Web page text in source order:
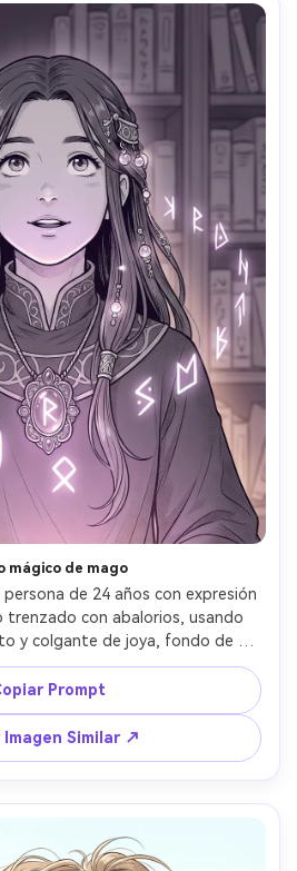
mágico de mago
de 24 años con expresión
trenzado con abalorios, usando
y colgante de joya, fondo de
flotantes, resplandor mágico
limpias con reflejos luminosos,
screentone, busto centralizado,
ornamentales intrincados, sin
profundidad de campo --ar 4:5
Prompt
Imagen Similar ↗